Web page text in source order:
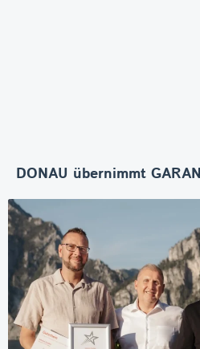
DONAU übernimmt